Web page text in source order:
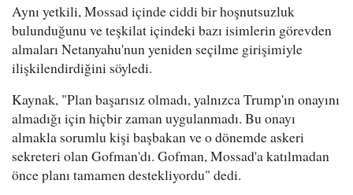
Aynı yetkili, Mossad içinde ciddi bir hoşnutsuzluk
bulunduğunu ve teşkilat içindeki bazı isimlerin görevden
almaları Netanyahu'nun yeniden seçilme girişimiyle
ilişkilendirdiğini söyledi.
Kaynak, "Plan başarısız olmadı, yalnızca Trump'ın onayını
almadığı için hiçbir zaman uygulanmadı. Bu onayı
almakla sorumlu kişi başbakan ve o dönemde askeri
sekreteri olan Gofman'dı. Gofman, Mossad'a katılmadan
önce planı tamamen destekliyordu" dedi.